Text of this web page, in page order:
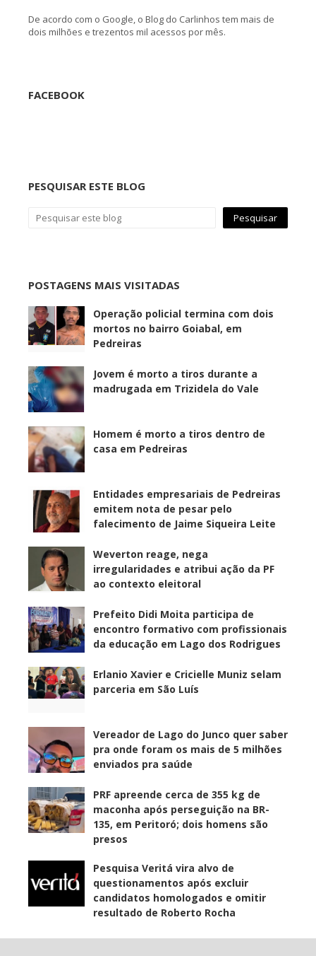
De acordo com o Google, o Blog do Carlinhos tem mais de
dois milhões e trezentos mil acessos por mês.
FACEBOOK
PESQUISAR ESTE BLOG
POSTAGENS MAIS VISITADAS
Operação policial termina com dois
mortos no bairro Goiabal, em
Pedreiras
Jovem é morto a tiros durante a
madrugada em Trizidela do Vale
Homem é morto a tiros dentro de
casa em Pedreiras
Entidades empresariais de Pedreiras
emitem nota de pesar pelo
falecimento de Jaime Siqueira Leite
Weverton reage, nega
irregularidades e atribui ação da PF
ao contexto eleitoral
Prefeito Didi Moita participa de
encontro formativo com profissionais
da educação em Lago dos Rodrigues
Erlanio Xavier e Cricielle Muniz selam
parceria em São Luís
Vereador de Lago do Junco quer saber
pra onde foram os mais de 5 milhões
enviados pra saúde
PRF apreende cerca de 355 kg de
maconha após perseguição na BR-
135, em Peritoró; dois homens são
presos
Pesquisa Veritá vira alvo de
questionamentos após excluir
candidatos homologados e omitir
resultado de Roberto Rocha